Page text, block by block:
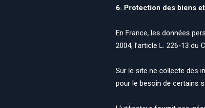
6. Protection des biens
En France, les données
2004, l’article L. 226-13 du
Sur le site ne collecte des
pour le besoin de certains